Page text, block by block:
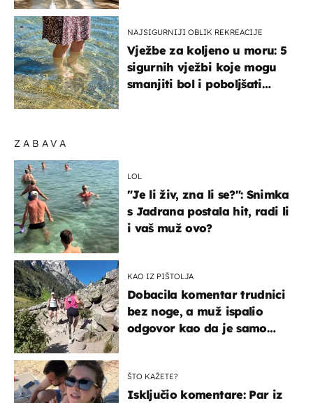
ZABAVA
LOL
"Je li živ, zna li se?": Snimka
s Jadrana postala hit, radi li
i vaš muž ovo?
KAO IZ PIŠTOLJA
Dobacila komentar trudnici
bez noge, a muž ispalio
odgovor kao da je samo
ŠTO KAŽETE?
Isključio komentare: Par iz
NAJSIGURNIJI OBLIK REKREACIJE
Vježbe za koljeno u moru: 5
sigurnih vježbi koje mogu
smanjiti bol i poboljšati